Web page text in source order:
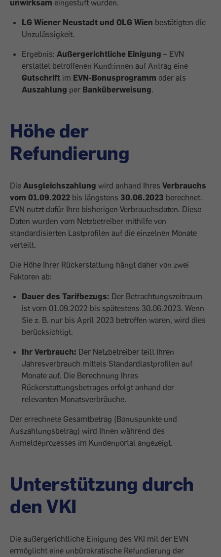
unwirksam eingestuft wurden.
LG Wiener Neustadt und OLG Wien bestätigten die
Unzulässigkeit.
Ergebnis: Außergerichtliche Einigung – EVN
erstattet betroffenen Kund:innen auf Antrag eine
Gutschrift im EVN-Bonusprogramm oder als
Auszahlung per Banküberweisung.
Höhe der
Refundierung
Die Ausgleichszahlung wird anhand Ihres Verbrauchs
vom 01.09.2022 bis längstens 30.06.2023 berechnet.
EVN nutzt dafür Ihre bisherigen Verbrauchsdaten. Diese
Daten wurden vom Netzbetreiber mithilfe von
standardisierten Lastprofilen auf die einzelnen Monate
verteilt.
Die Höhe Ihrer Rückerstattung hängt daher von zwei
Faktoren ab:
Dauer des Tarifbezugs: Der Betrachtungszeitraum
ist vom 01.09.2022 bis spätestens 30.06.2023. Wenn
Sie z. B. nur bis April 2023 betroffen waren, wird dies
berücksichtigt.
Ihr Verbrauch: Der Netzbetreiber teilt Ihren
Jahresverbrauch mittels Standardlastprofilen auf
Monate auf. Die Berechnung Ihres
Rückerstattungsbetrages erfolgt anhand der
relevanten Monatsverbräuche.
Der errechnete Gesamtbetrag (Bonuspunkte und
Auszahlungsbetrag) wird Ihnen während des
Anmeldeprozesses im Kundenportal angezeigt.
Unterstützung durch
den VKI
Die außergerichtliche Einigung des VKI mit der EVN
ermöglicht eine unbürokratische Refundierung der